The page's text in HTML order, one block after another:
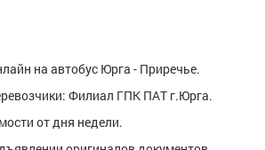
на автобус Юрга - Приречье.
Филиал ГПК ПАТ г.Юрга.
от дня недели.